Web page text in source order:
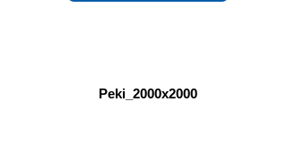
Peki_2000x2000